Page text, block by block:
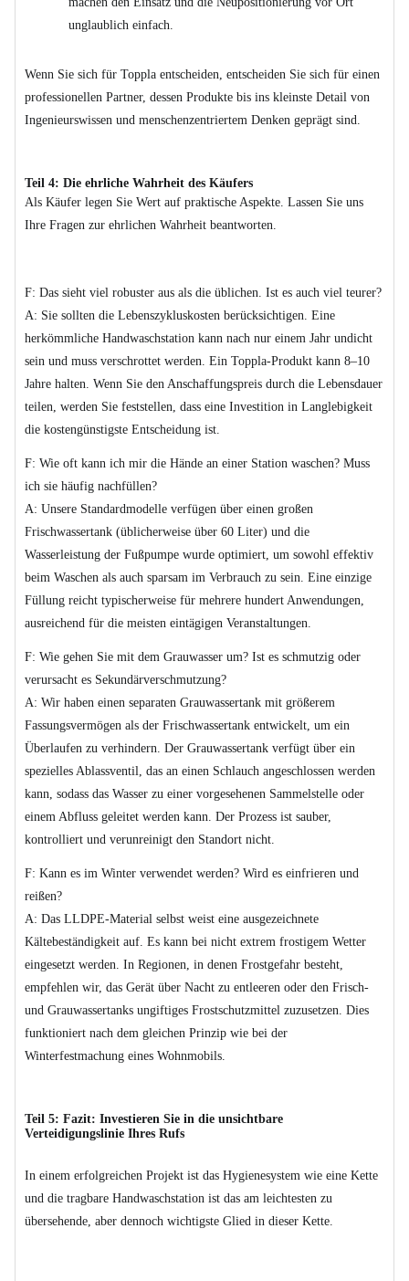
unglaublich einfach.
Wenn Sie sich für Toppla entscheiden, entscheiden Sie sich für einen
professionellen Partner, dessen Produkte bis ins kleinste Detail von
Ingenieurswissen und menschenzentriertem Denken geprägt sind.
Teil 4: Die ehrliche Wahrheit des Käufers
Als Käufer legen Sie Wert auf praktische Aspekte. Lassen Sie uns
Ihre Fragen zur ehrlichen Wahrheit beantworten.
F: Das sieht viel robuster aus als die üblichen. Ist es auch viel teurer?
A: Sie sollten die Lebenszykluskosten berücksichtigen. Eine
herkömmliche Handwaschstation kann nach nur einem Jahr undicht
sein und muss verschrottet werden. Ein Toppla-Produkt kann 8–10
Jahre halten. Wenn Sie den Anschaffungspreis durch die Lebensdauer
teilen, werden Sie feststellen, dass eine Investition in Langlebigkeit
die kostengünstigste Entscheidung ist.
F: Wie oft kann ich mir die Hände an einer Station waschen? Muss
ich sie häufig nachfüllen?
A: Unsere Standardmodelle verfügen über einen großen
Frischwassertank (üblicherweise über 60 Liter) und die
Wasserleistung der Fußpumpe wurde optimiert, um sowohl effektiv
beim Waschen als auch sparsam im Verbrauch zu sein. Eine einzige
Füllung reicht typischerweise für mehrere hundert Anwendungen,
ausreichend für die meisten eintägigen Veranstaltungen.
F: Wie gehen Sie mit dem Grauwasser um? Ist es schmutzig oder
verursacht es Sekundärverschmutzung?
A: Wir haben einen separaten Grauwassertank mit größerem
Fassungsvermögen als der Frischwassertank entwickelt, um ein
Überlaufen zu verhindern. Der Grauwassertank verfügt über ein
spezielles Ablassventil, das an einen Schlauch angeschlossen werden
kann, sodass das Wasser zu einer vorgesehenen Sammelstelle oder
einem Abfluss geleitet werden kann. Der Prozess ist sauber,
kontrolliert und verunreinigt den Standort nicht.
F: Kann es im Winter verwendet werden? Wird es einfrieren und
reißen?
A: Das LLDPE-Material selbst weist eine ausgezeichnete
Kältebeständigkeit auf. Es kann bei nicht extrem frostigem Wetter
eingesetzt werden. In Regionen, in denen Frostgefahr besteht,
empfehlen wir, das Gerät über Nacht zu entleeren oder den Frisch-
und Grauwassertanks ungiftiges Frostschutzmittel zuzusetzen. Dies
funktioniert nach dem gleichen Prinzip wie bei der
Winterfestmachung eines Wohnmobils.
Teil 5: Fazit: Investieren Sie in die unsichtbare
Verteidigungslinie Ihres Rufs
In einem erfolgreichen Projekt ist das Hygienesystem wie eine Kette
und die tragbare Handwaschstation ist das am leichtesten zu
übersehende, aber dennoch wichtigste Glied in dieser Kette.